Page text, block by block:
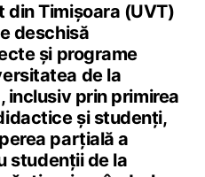
din Timişoara (UVT)
deschisă
şi programe
de la
inclusiv prin primirea
şi studenţi,
parţială a
studenţii de la